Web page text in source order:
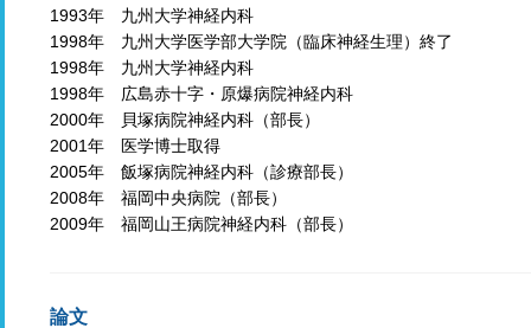
1993年 九州大学神経内科
1998年 九州大学医学部大学院（臨床神経生理）終了
1998年 九州大学神経内科
1998年 広島赤十字・原爆病院神経内科
2000年 貝塚病院神経内科（部長）
2001年 医学博士取得
2005年 飯塚病院神経内科（診療部長）
2008年 福岡中央病院（部長）
2009年 福岡山王病院神経内科（部長）
論文